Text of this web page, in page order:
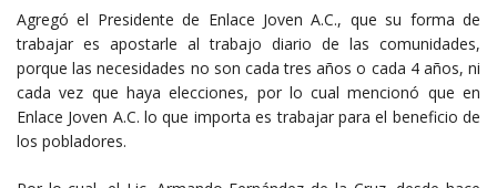
Agregó el Presidente de Enlace Joven A.C., que su forma de
trabajar es apostarle al trabajo diario de las comunidades,
porque las necesidades no son cada tres años o cada 4 años, ni
cada vez que haya elecciones, por lo cual mencionó que en
Enlace Joven A.C. lo que importa es trabajar para el beneficio de
los pobladores.